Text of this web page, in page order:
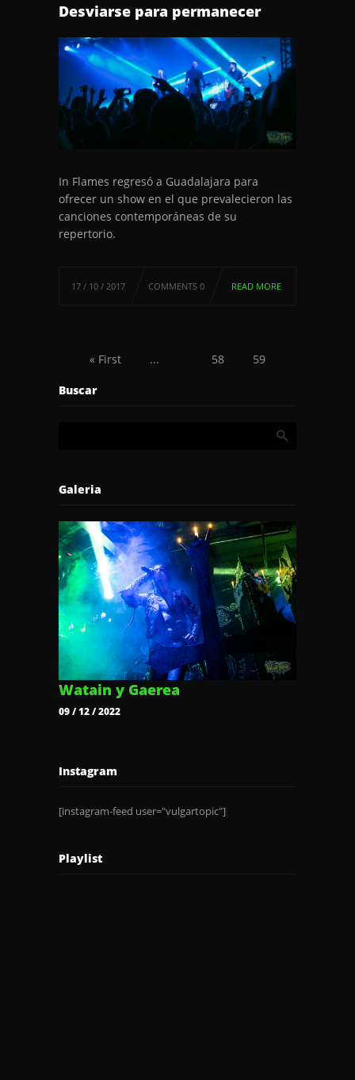
Desviarse para permanecer
In Flames regresó a Guadalajara para
ofrecer un show en el que prevalecieron las
canciones contemporáneas de su
repertorio.
17 / 10 / 2017 COMMENTS 0 READ MORE
« First ... 58
59
60
Buscar
Galeria
Watain y Gaerea
09 / 12 / 2022
Instagram
[instagram-feed user="vulgartopic"]
Playlist